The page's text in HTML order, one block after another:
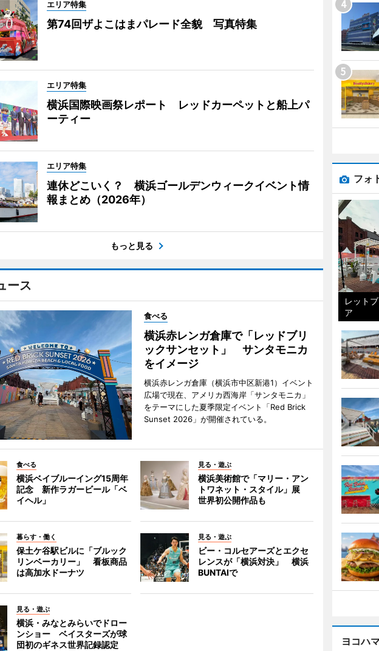
エリア特集
第74回ザよこはまパレード全貌 写真特集
エリア特集
横浜国際映画祭レポート レッドカーペットと船上パ
ーティー
エリア特集
連休どこいく？ 横浜ゴールデンウィークイベント情
報まとめ（2026年）
もっと見る
ース
食べる
横浜赤レンガ倉庫で「レッドブリ
ックサンセット」 サンタモニカ
をイメージ
横浜赤レンガ倉庫（横浜市中区新港1）イベント
広場で現在、アメリカ西海岸「サンタモニカ」
をテーマにした夏季限定イベント「Red Brick
Sunset 2026」が開催されている。
食べる
横浜ベイブルーイング15周年
記念 新作ラガービール「ベ
イヘル」
見る・遊ぶ
横浜美術館で「マリー・アン
トワネット・スタイル」展
世界初公開作品も
暮らす・働く
保土ケ谷駅ビルに「ブルック
リンベーカリー」 看板商品
は高加水ドーナツ
見る・遊ぶ
ビー・コルセアーズとエクセ
レンスが「横浜対決」 横浜
BUNTAIで
見る・遊ぶ
横浜・みなとみらいでドロー
ンショー ベイスターズが球
団初のギネス世界記録認定
フォ
レット
ア
ヨコハ